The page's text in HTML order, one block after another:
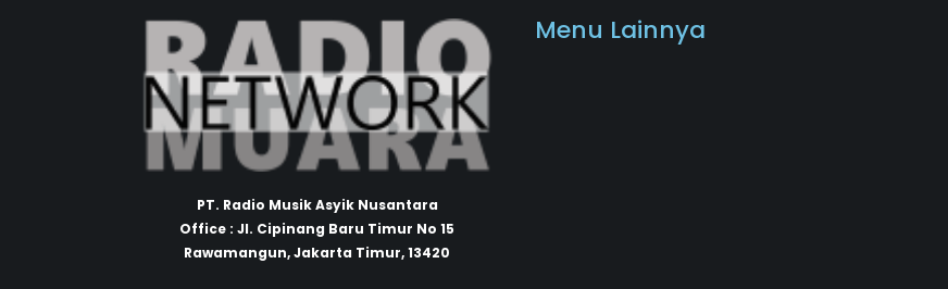
PT. Radio Musik Asyik Nusantara
Office : Jl. Cipinang Baru Timur No 15
Rawamangun, Jakarta Timur, 13420
Menu Lainnya